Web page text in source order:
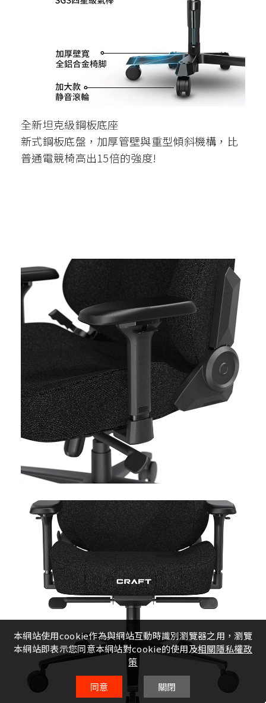
全新坦克級鋼板底座
新式鋼板底盤，加厚管壁與重型傾斜機構，比
普通電競椅高出15倍的強度!
本網站使用cookie作為與網站互動時識別瀏覽器之用，瀏覽
本網站即表示您同意本網站對cookie的使用及相關隱私權政
策
同意
關閉